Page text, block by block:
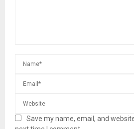
Save my name, email, and